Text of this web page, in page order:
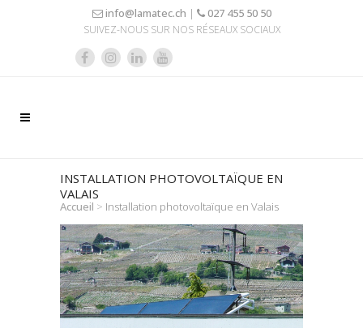
info@lamatec.ch | 027 455 50 50
SUIVEZ-NOUS SUR NOS RÉSEAUX SOCIAUX
INSTALLATION PHOTOVOLTAÏQUE EN
VALAIS
Accueil > Installation photovoltaïque en Valais